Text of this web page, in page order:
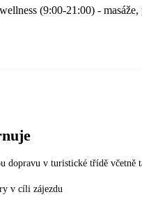
(9:00-21:00) -
dopravu v turistické třídě včetně
v cíli zájezdu